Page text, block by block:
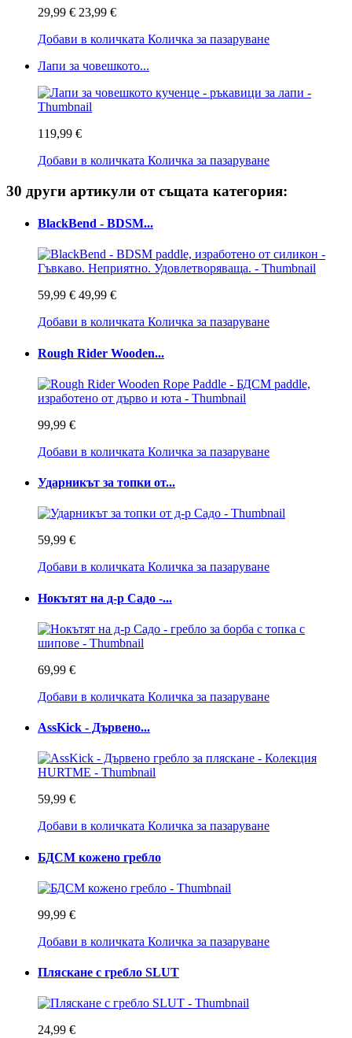
29,99 € 23,99 €
Добави в количката Количка за пазаруване
Лапи за човешкото...
119,99 €
Добави в количката Количка за пазаруване
30 други артикули от същата категория:
BlackBend - BDSM...
59,99 € 49,99 €
Добави в количката Количка за пазаруване
Rough Rider Wooden...
99,99 €
Добави в количката Количка за пазаруване
Ударникът за топки от...
59,99 €
Добави в количката Количка за пазаруване
Нокътят на д-р Садо -...
69,99 €
Добави в количката Количка за пазаруване
AssKick - Дървено...
59,99 €
Добави в количката Количка за пазаруване
БДСМ кожено гребло
99,99 €
Добави в количката Количка за пазаруване
Пляскане с гребло SLUT
24,99 €